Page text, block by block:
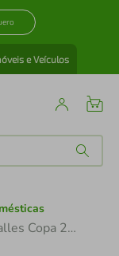
e Veículos
Sousplat Galles Copa 208269 Bambu Natural